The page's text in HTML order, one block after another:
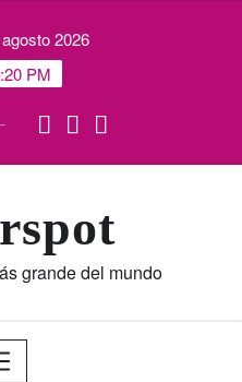
2026
PM
grande del mundo